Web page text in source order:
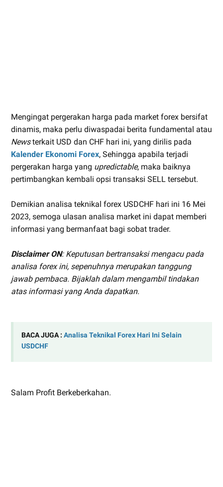
Mengingat pergerakan harga pada market forex bersifat
dinamis, maka perlu diwaspadai berita fundamental atau
Newsterkait USD dan CHF hari ini, yang dirilis pada
Kalender Ekonomi Forex, Sehingga apabila terjadi
pergerakan harga yang upredictable, maka baiknya
pertimbangkan kembali opsi transaksi SELL tersebut.
Demikian analisa teknikal forex USDCHF hari ini 16 Mei
2023, semoga ulasan analisa market ini dapat memberi
informasi yang bermanfaat bagi sobat trader.
Disclaimer ON: Keputusan bertransaksi mengacu pada
analisa forex ini, sepenuhnya merupakan tanggung
jawab pembaca. Bijaklah dalam mengambil tindakan
atas informasi yang Anda dapatkan.
BACA JUGA : Analisa Teknikal Forex Hari Ini Selain
USDCHF
Salam Profit Berkeberkahan.